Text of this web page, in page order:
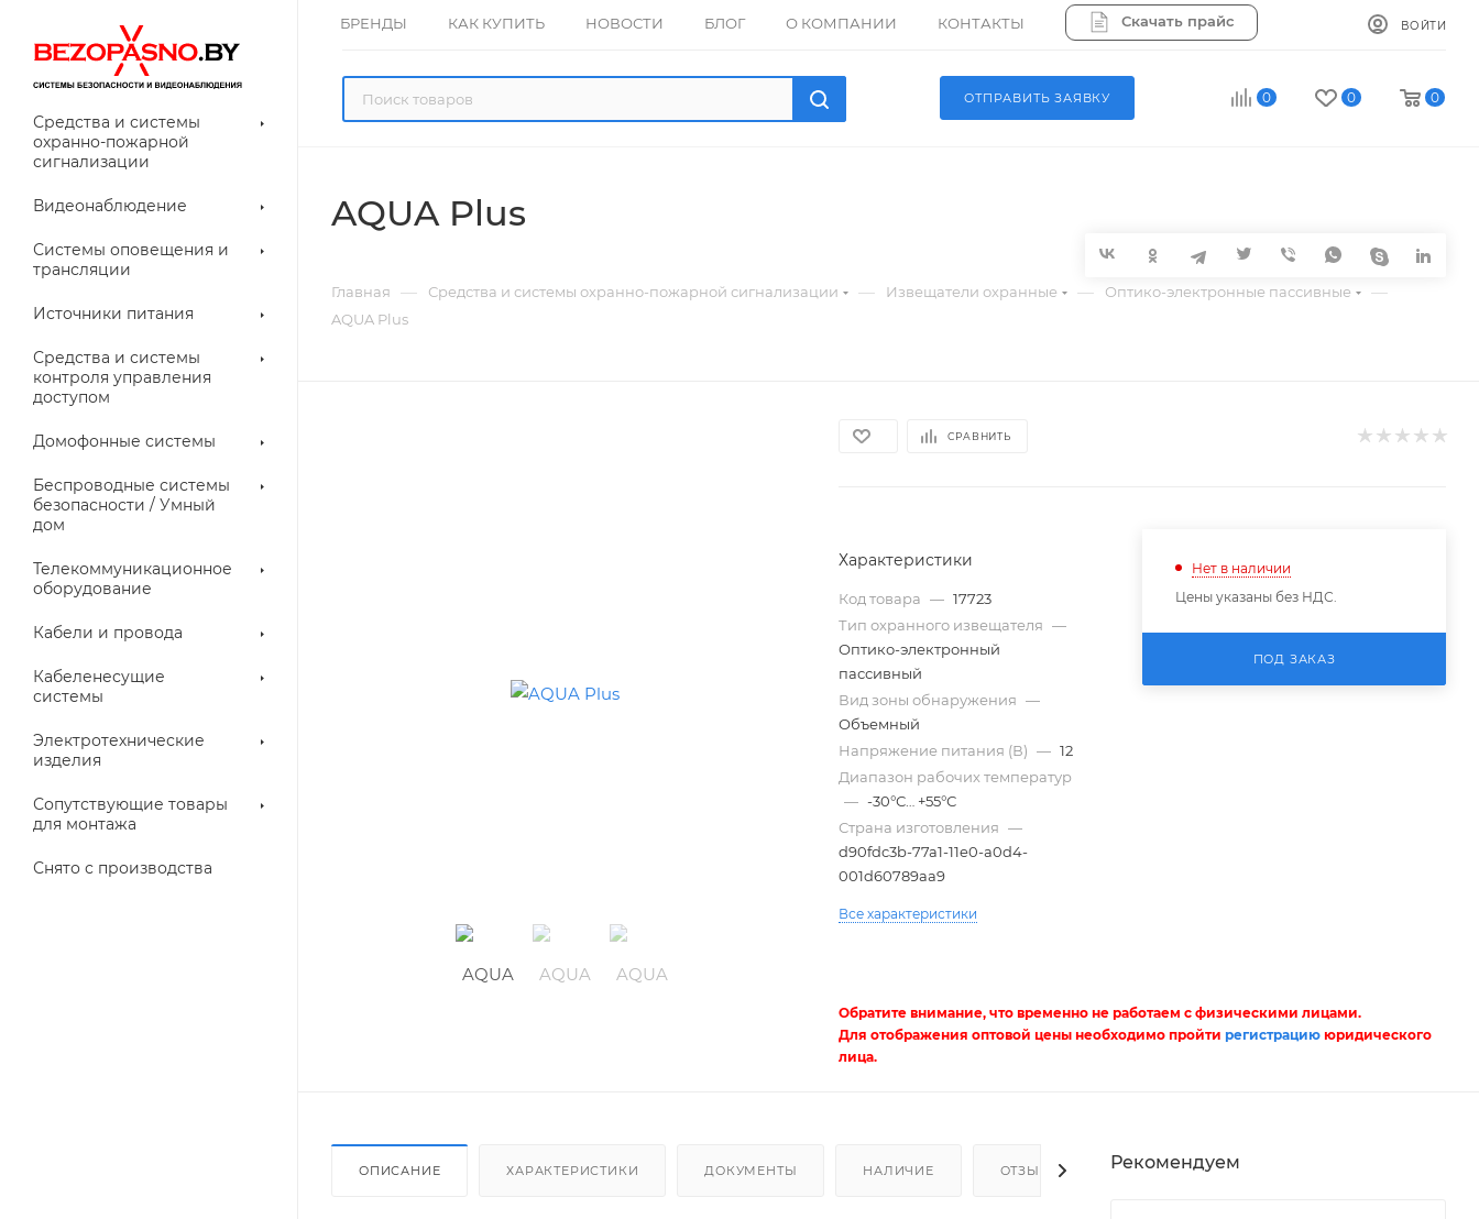
БРЕНДЫ КАК КУПИТЬ НОВОСТИ БЛОГ О КОМПАНИИ КОНТАКТЫ Скачать прайс ВОЙТИ
0 0 0
ОТПРАВИТЬ ЗАЯВКУ
Средства и системы
охранно-пожарной
сигнализации
Видеонаблюдение
для
Системы оповещения и
трансляции
указатели (табло)
Источники питания
Средства и системы
контроля управления
доступом
Домофонные системы
Беспроводные системы
безопасности / Умный
дом
Телекоммуникационное
оборудование
Кабели и провода
Кабеленесущие
системы
Электротехнические
изделия
Сопутствующие товары
для монтажа
Снято с производства
AQUA Plus
Главная — Средства и системы охранно-пожарной сигнализации — Извещатели охранные — Оптико-электронные пассивные —
AQUA Plus
СРАВНИТЬ
Характеристики
Код товара — 17723
Тип охранного извещателя —
Оптико-электронный
пассивный
Вид зоны обнаружения —
Объемный
Напряжение питания (В) — 12
Диапазон рабочих температур
— -30°С… +55°С
Страна изготовления —
d90fdc3b-77a1-11e0-a0d4-
001d60789aa9
Все характеристики
Нет в наличии
Цены указаны без НДС.
ПОД ЗАКАЗ
Обратите внимание, что временно не работаем с физическими лицами.
Для отображения оптовой цены необходимо пройтирегистрацию юридического
лица.
ОПИСАНИЕ ХАРАКТЕРИСТИКИ ДОКУМЕНТЫ НАЛИЧИЕ ОТЗЫВЫ Рекомендуем